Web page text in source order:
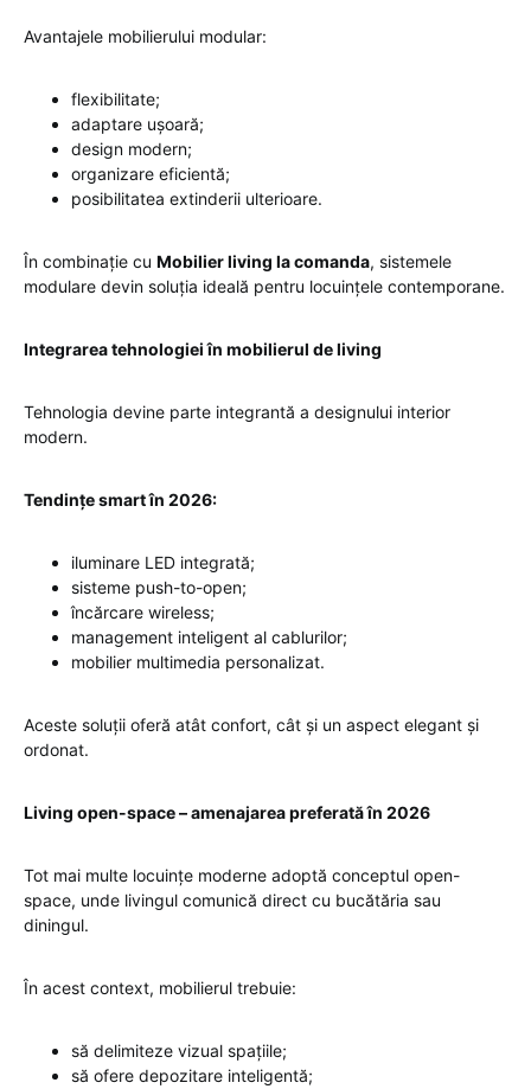
Avantajele mobilierului modular:
flexibilitate;
adaptare ușoară;
design modern;
organizare eficientă;
posibilitatea extinderii ulterioare.
În combinație cu Mobilier living la comanda, sistemele
modulare devin soluția ideală pentru locuințele contemporane.
Integrarea tehnologiei în mobilierul de living
Tehnologia devine parte integrantă a designului interior
modern.
Tendințe smart în 2026:
iluminare LED integrată;
sisteme push-to-open;
încărcare wireless;
management inteligent al cablurilor;
mobilier multimedia personalizat.
Aceste soluții oferă atât confort, cât și un aspect elegant și
ordonat.
Living open-space – amenajarea preferată în 2026
Tot mai multe locuințe moderne adoptă conceptul open-
space, unde livingul comunică direct cu bucătăria sau
diningul.
În acest context, mobilierul trebuie:
să delimiteze vizual spațiile;
să ofere depozitare inteligentă;